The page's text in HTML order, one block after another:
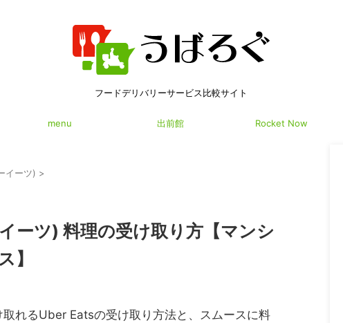
フードデリバリーサービス比較サイト
menu 出前館 Rocket Now
イーツ) >
ーツ) 料理の受け取り方【マンシ
】
れるUber Eatsの受け取り方法と、スムースに料